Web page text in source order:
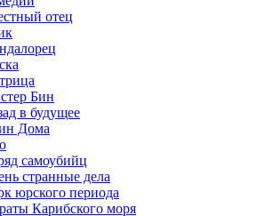
отец
Бин
в будущее
Дома
самоубийц
странные дела
юрского периода
Карибского моря